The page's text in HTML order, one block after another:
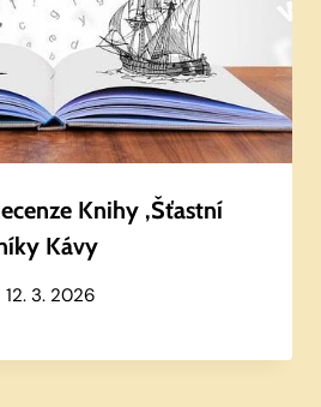
Knihy ‚Šťastní
Kávy
12. 3. 2026